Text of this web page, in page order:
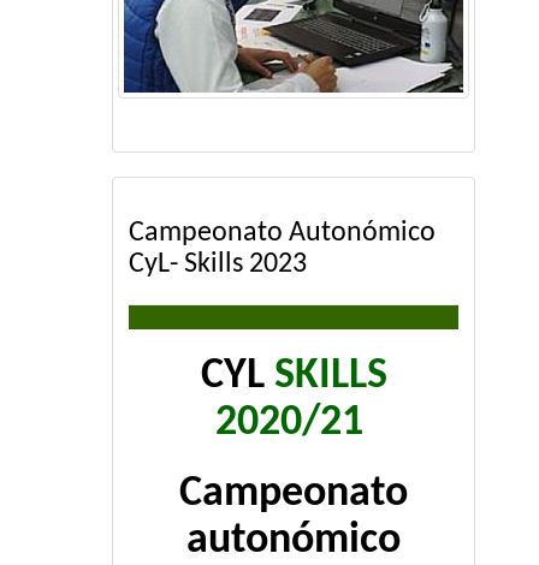
Campeonato Autonómico
CyL- Skills 2023
CYL SKILLS
2020/21
Campeonato
autonómico